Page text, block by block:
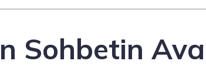
Sohbetin